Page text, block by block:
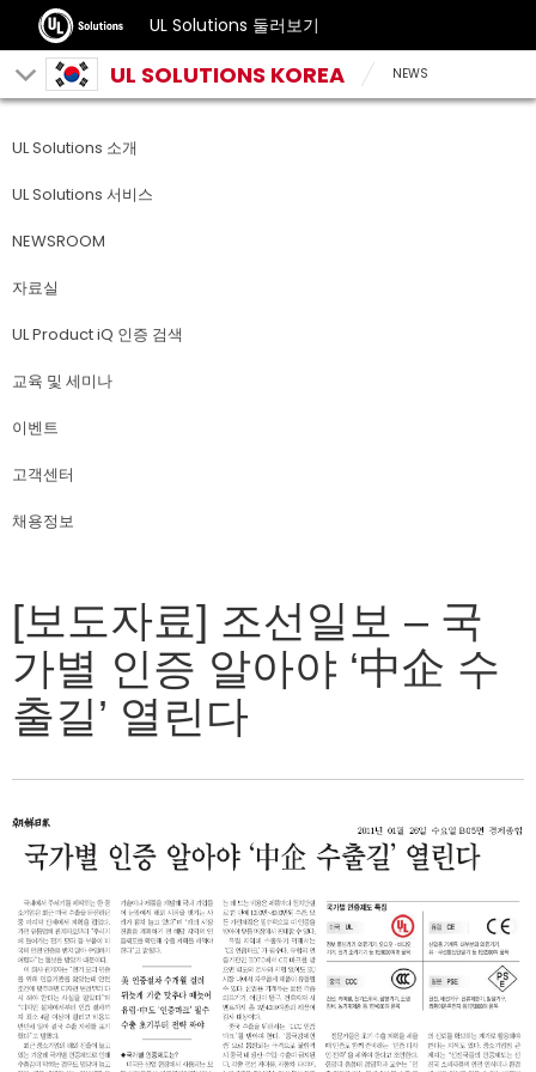
UL Solutions 둘러보기
UL SOLUTIONS KOREA NEWS
UL Solutions 소개
UL Solutions 서비스
NEWSROOM
자료실
UL Product iQ 인증 검색
교육 및 세미나
이벤트
고객센터
채용정보
[보도자료] 조선일보 – 국
가별 인증 알아야 ‘中企 수
출길’ 열린다